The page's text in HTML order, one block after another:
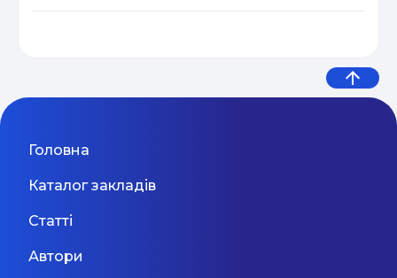
Головна
Каталог закладів
Статті
Автори